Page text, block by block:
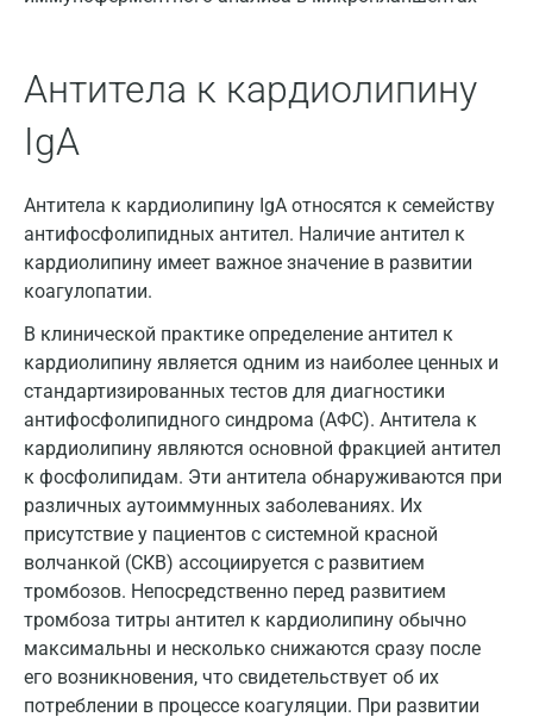
Антитела к кардиолипину
IgA
Антитела к кардиолипину IgA относятся к семейству
антифосфолипидных антител. Наличие антител к
кардиолипину имеет важное значение в развитии
коагулопатии.
В клинической практике определение антител к
кардиолипину является одним из наиболее ценных и
стандартизированных тестов для диагностики
антифосфолипидного синдрома (АФС). Антитела к
кардиолипину являются основной фракцией антител
к фосфолипидам. Эти антитела обнаруживаются при
различных аутоиммунных заболеваниях. Их
присутствие у пациентов с системной красной
волчанкой (СКВ) ассоциируется с развитием
тромбозов. Непосредственно перед развитием
тромбоза титры антител к кардиолипину обычно
максимальны и несколько снижаются сразу после
его возникновения, что свидетельствует об их
потреблении в процессе коагуляции. При развитии
Брянск
Владимир
Волгоград
Волжский
Вологда
Воронеж
Всеволожск
Гатчина
Геленджик
Голубое
Дзержинск
Дзержинский